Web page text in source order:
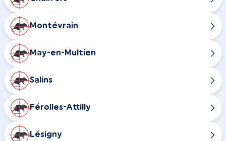
Montévrain
May-en-Multien
Salins
Férolles-Attilly
Lésigny